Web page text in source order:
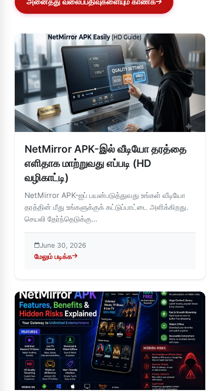
NetMirror APK-இல் வீடியோ தரத்தை
எளிதாக மாற்றுவது எப்படி (HD
வழிகாட்டி)
NetMirror APK-ஐப் பயன்படுத்துவது உங்கள் வீடியோ
தரத்தின் மீது உங்களுக்குக் கட்டுப்பாட்டை அளிக்கிறது.
செயலி தேர்ந்தெடுக்கு...
June 30, 2026
மேலும் படிக்க
about NetMirror APK-இல் வீடியோ தரத்தை எளிதாக மாற்றுவது